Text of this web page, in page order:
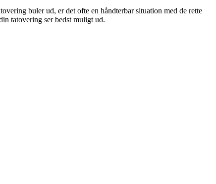
buler ud, er det ofte en håndterbar situation med de rette
tatovering ser bedst muligt ud.